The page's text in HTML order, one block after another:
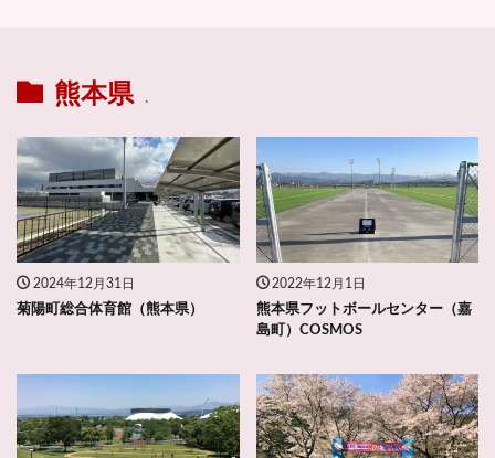
熊本県 .
2024年12月31日
菊陽町総合体育館（熊本県）
2022年12月1日
熊本県フットボールセンター（嘉
島町）COSMOS